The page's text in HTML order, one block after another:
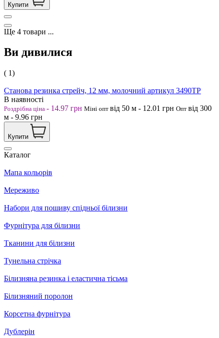
Купити
Ще 4 товари ...
Ви дивилися
( 1)
Станова резинка стрейч, 12 мм, молочний артикул 3490ТР
В наявності
Роздрібна ціна - 14.97 грн Міні опт від 50 м - 12.01 грн Опт від 300
м - 9.96 грн
Купити
Каталог
Мапа кольорів
Мереживо
Набори для пошиву спідньої білизни
Фурнітура для білизни
Тканини для білизни
Тунельна стрічка
Білизняна резинка і еластична тісьма
Білизняний поролон
Корсетна фурнітура
Дублерін